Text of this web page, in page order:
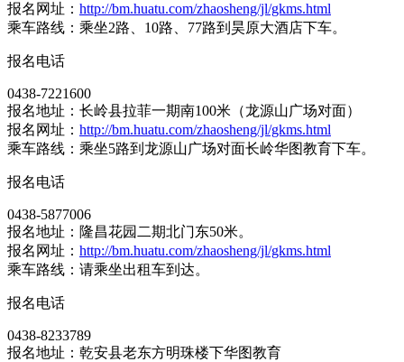
报名网址： http://bm.huatu.com/zhaosheng/jl/gkms.html
乘车路线：乘坐2路、10路、77路到昊原大酒店下车。
报名电话
0438-7221600
报名地址：长岭县拉菲一期南100米（龙源山广场对面）
报名网址： http://bm.huatu.com/zhaosheng/jl/gkms.html
乘车路线：乘坐5路到龙源山广场对面长岭华图教育下车。
报名电话
0438-5877006
报名地址：隆昌花园二期北门东50米。
报名网址： http://bm.huatu.com/zhaosheng/jl/gkms.html
乘车路线：请乘坐出租车到达。
报名电话
0438-8233789
报名地址：乾安县老东方明珠楼下华图教育